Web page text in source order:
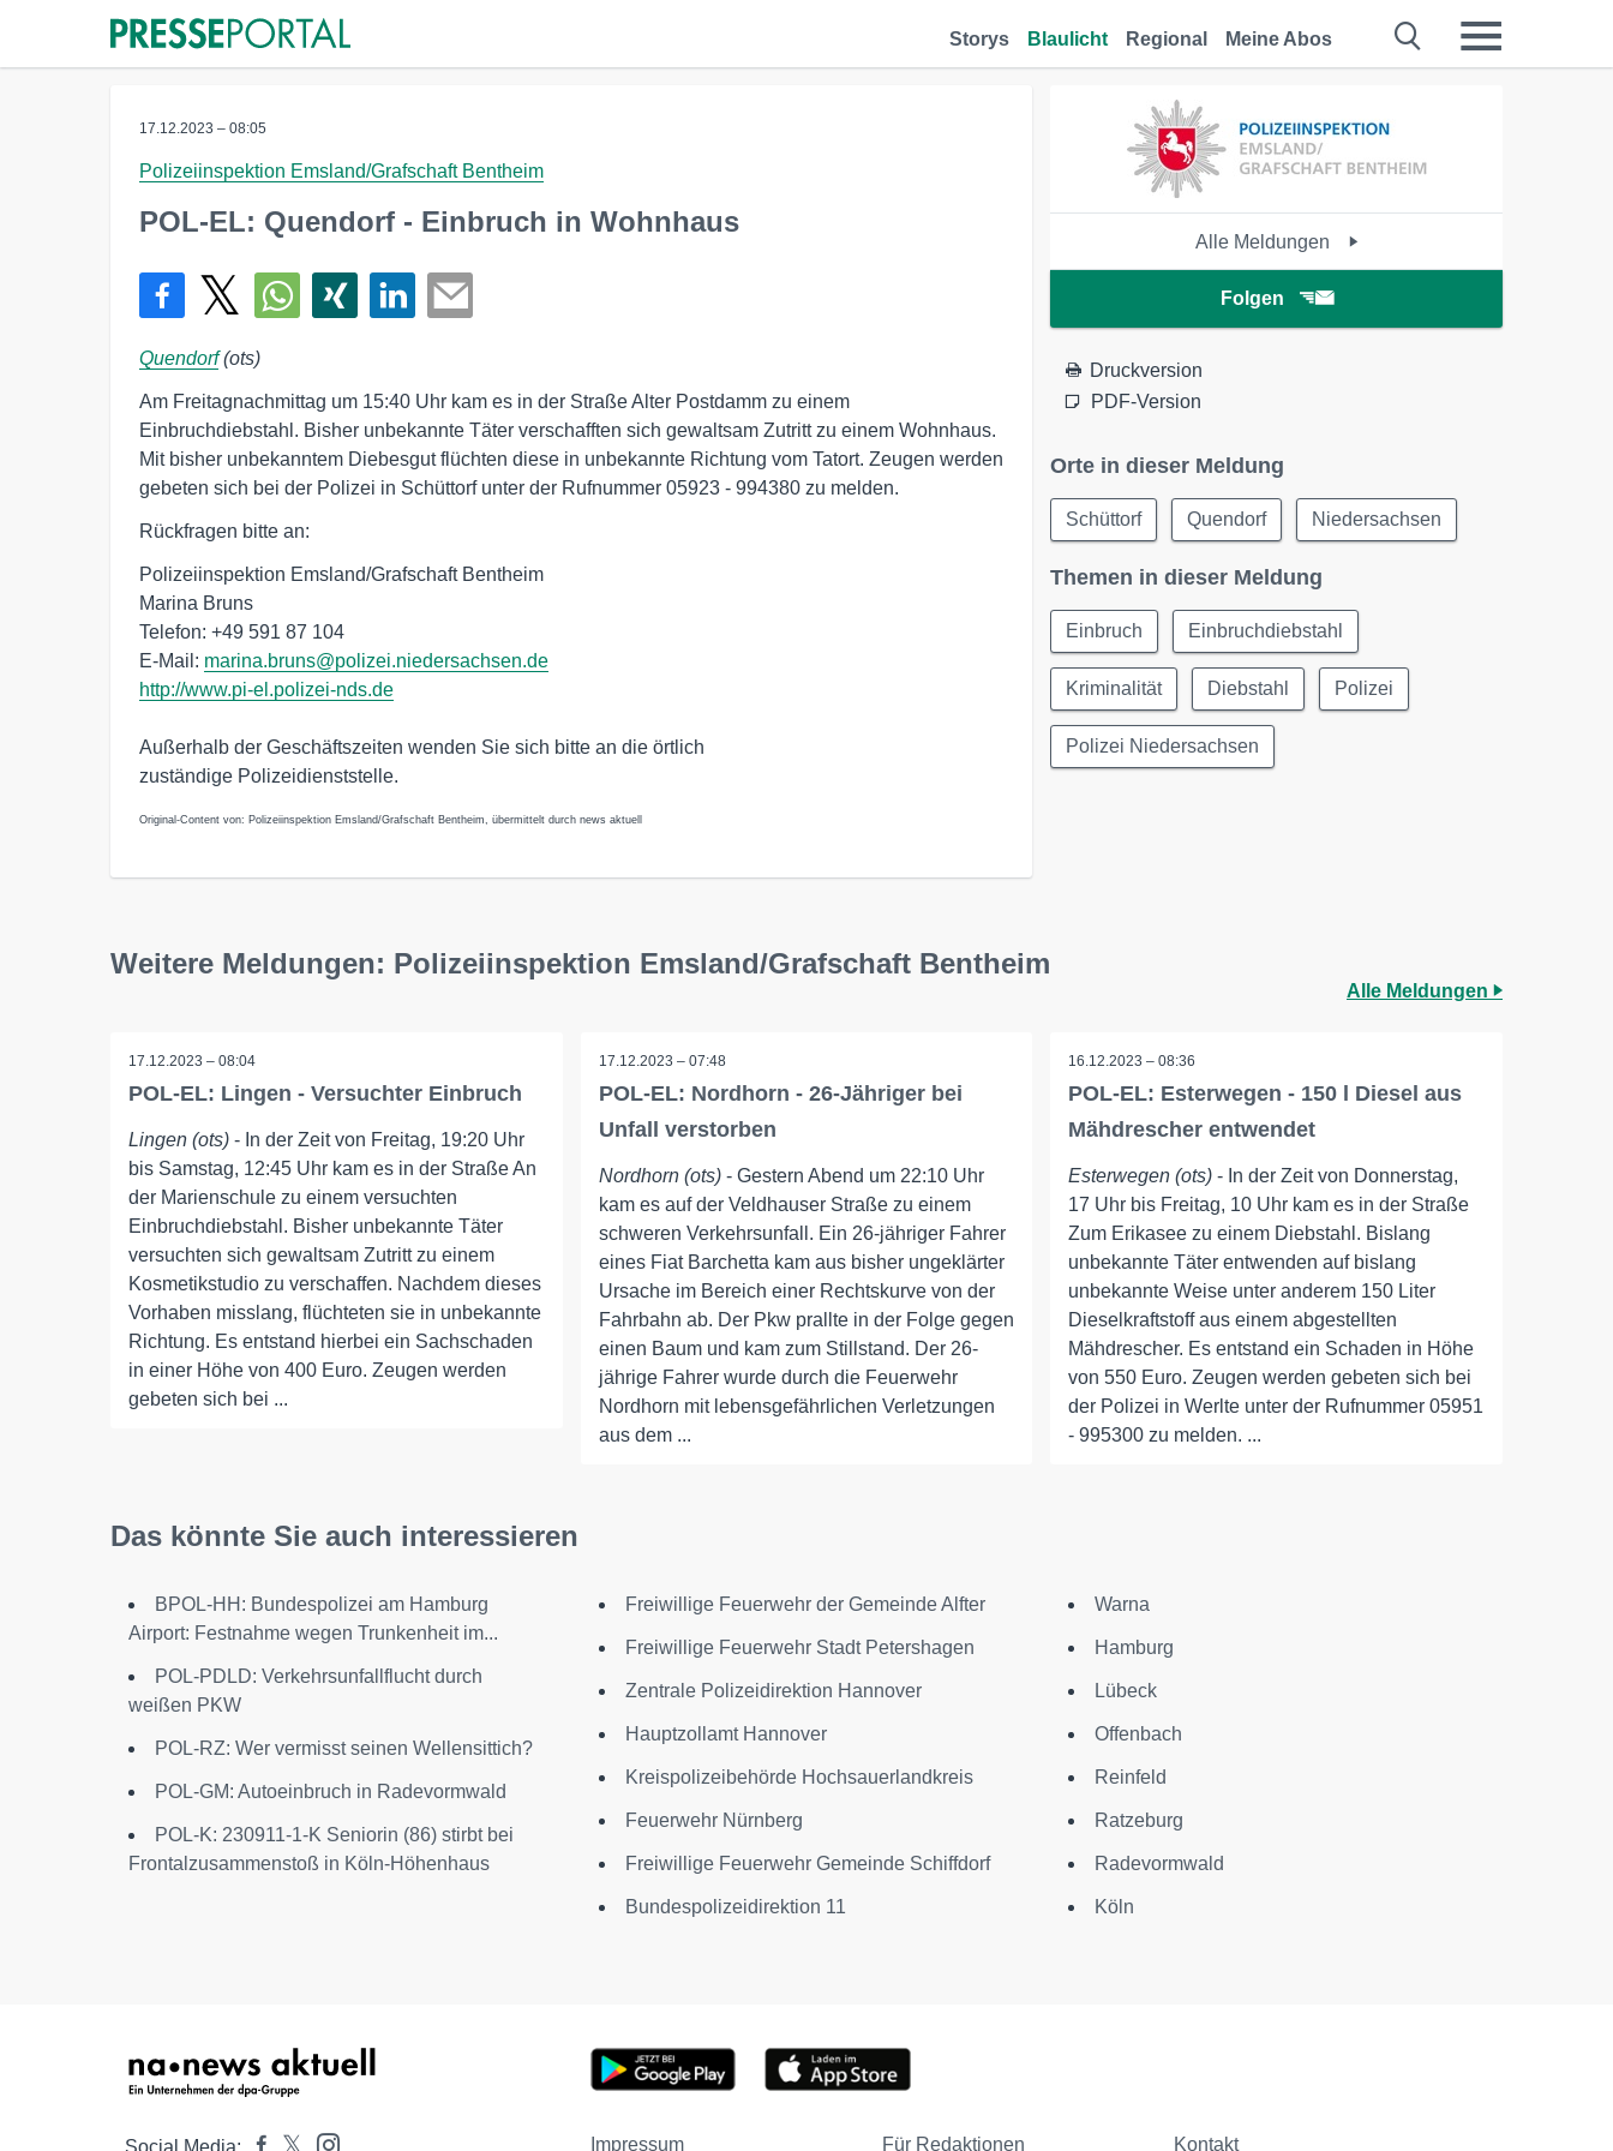
Storys Blaulicht Regional Meine Abos
17.12.2023 – 08:05
Polizeiinspektion Emsland/Grafschaft Bentheim
POL-EL: Quendorf - Einbruch in Wohnhaus
Quendorf(ots)
Am Freitagnachmittag um 15:40 Uhr kam es in der Straße Alter Postdamm zu einem
Einbruchdiebstahl. Bisher unbekannte Täter verschafften sich gewaltsam Zutritt zu einem Wohnhaus.
Mit bisher unbekanntem Diebesgut flüchten diese in unbekannte Richtung vom Tatort. Zeugen werden
gebeten sich bei der Polizei in Schüttorf unter der Rufnummer 05923 - 994380 zu melden.
Rückfragen bitte an:
Polizeiinspektion Emsland/Grafschaft Bentheim
Marina Bruns
Telefon: +49 591 87 104
E-Mail: marina.bruns@polizei.niedersachsen.de
http://www.pi-el.polizei-nds.de
Außerhalb der Geschäftszeiten wenden Sie sich bitte an die örtlich
zuständige Polizeidienststelle.
Original-Content von: Polizeiinspektion Emsland/Grafschaft Bentheim, übermittelt durch news aktuell
Alle Meldungen
Folgen
Druckversion
PDF-Version
Orte in dieser Meldung
Schüttorf Quendorf Niedersachsen
Themen in dieser Meldung
Einbruch Einbruchdiebstahl
Kriminalität Diebstahl Polizei
Polizei Niedersachsen
Weitere Meldungen: Polizeiinspektion Emsland/Grafschaft Bentheim
Alle Meldungen
17.12.2023 – 08:04
POL-EL: Lingen - Versuchter Einbruch
Lingen (ots) - In der Zeit von Freitag, 19:20 Uhr
bis Samstag, 12:45 Uhr kam es in der Straße An
der Marienschule zu einem versuchten
Einbruchdiebstahl. Bisher unbekannte Täter
versuchten sich gewaltsam Zutritt zu einem
Kosmetikstudio zu verschaffen. Nachdem dieses
Vorhaben misslang, flüchteten sie in unbekannte
Richtung. Es entstand hierbei ein Sachschaden
in einer Höhe von 400 Euro. Zeugen werden
gebeten sich bei ...
17.12.2023 – 07:48
POL-EL: Nordhorn - 26-Jähriger bei
Unfall verstorben
Nordhorn (ots)- Gestern Abend um 22:10 Uhr
kam es auf der Veldhauser Straße zu einem
schweren Verkehrsunfall. Ein 26-jähriger Fahrer
eines Fiat Barchetta kam aus bisher ungeklärter
Ursache im Bereich einer Rechtskurve von der
Fahrbahn ab. Der Pkw prallte in der Folge gegen
einen Baum und kam zum Stillstand. Der 26-
jährige Fahrer wurde durch die Feuerwehr
Nordhorn mit lebensgefährlichen Verletzungen
aus dem ...
16.12.2023 – 08:36
POL-EL: Esterwegen - 150 l Diesel aus
Mähdrescher entwendet
Esterwegen (ots) - In der Zeit von Donnerstag,
17 Uhr bis Freitag, 10 Uhr kam es in der Straße
Zum Erikasee zu einem Diebstahl. Bislang
unbekannte Täter entwenden auf bislang
unbekannte Weise unter anderem 150 Liter
Dieselkraftstoff aus einem abgestellten
Mähdrescher. Es entstand ein Schaden in Höhe
von 550 Euro. Zeugen werden gebeten sich bei
der Polizei in Werlte unter der Rufnummer 05951
- 995300 zu melden. ...
Das könnte Sie auch interessieren
BPOL-HH: Bundespolizei am Hamburg
Airport: Festnahme wegen Trunkenheit im...
POL-PDLD: Verkehrsunfallflucht durch
weißen PKW
POL-RZ: Wer vermisst seinen Wellensittich?
POL-GM: Autoeinbruch in Radevormwald
POL-K: 230911-1-K Seniorin (86) stirbt bei
Frontalzusammenstoß in Köln-Höhenhaus
Freiwillige Feuerwehr der Gemeinde Alfter
Freiwillige Feuerwehr Stadt Petershagen
Zentrale Polizeidirektion Hannover
Hauptzollamt Hannover
Kreispolizeibehörde Hochsauerlandkreis
Feuerwehr Nürnberg
Freiwillige Feuerwehr Gemeinde Schiffdorf
Bundespolizeidirektion 11
Warna
Hamburg
Lübeck
Offenbach
Reinfeld
Ratzeburg
Radevormwald
Köln
Social Media: Impressum Für Redaktionen Kontakt